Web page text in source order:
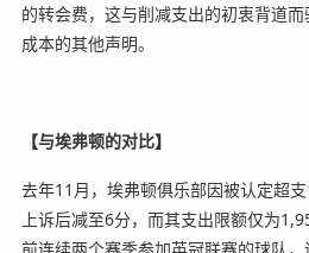
的转会费，这与削减支出的初衷背道
成本的其他声明。
【与埃弗顿的对比】
去年11月，埃弗顿俱乐部因被认定超
上诉后减至6分，而其支出限额仅为